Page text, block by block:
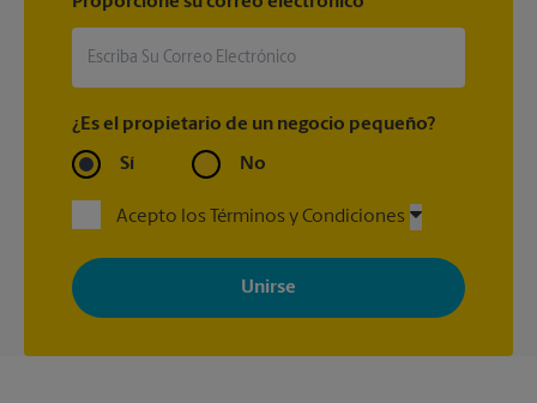
¿Es el propietario de un negocio pequeño?
Sí No
Acepto los Términos y Condiciones
Al registrarse, acepta recibir correos electrónicos de The UPS
Store con noticias, ofertas especiales, promociones y mensajes
adaptados a sus intereses. Puede darse de baja en cualquier
momento. Para más información, consulte nuestra política de